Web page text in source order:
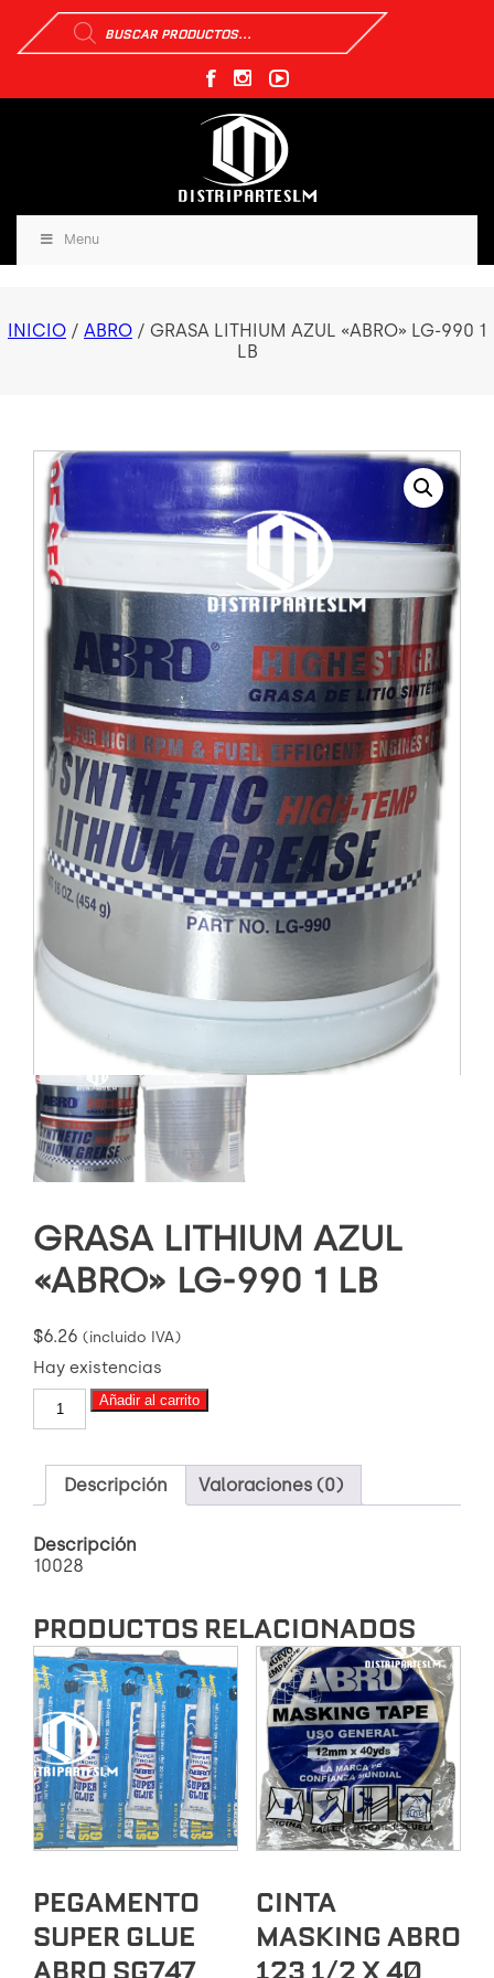
Búsqueda
de
productos
Menu
INICIO / ABRO / GRASA LITHIUM AZUL «ABRO» LG-990 1
LB
GRASA LITHIUM AZUL
«ABRO» LG-990 1 LB
$6.26 (incluido IVA)
Hay existencias
GRASA
LITHIUM
"ABRO"
990
LB
cantidad
Añadir al carrito
Descripción Valoraciones (0)
Descripción
10028
PRODUCTOS RELACIONADOS
PEGAMENTO
SUPER GLUE
ABRO SG747
CINTA
MASKING ABRO
123 1/2 X 40